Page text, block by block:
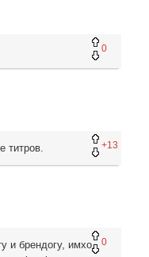
0
+13
титров.
0
и брендогу, имхо,